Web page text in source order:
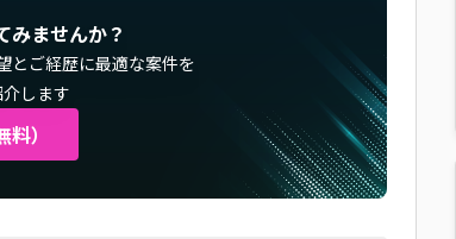
みませんか？
とご経歴に最適な案件を
します
）